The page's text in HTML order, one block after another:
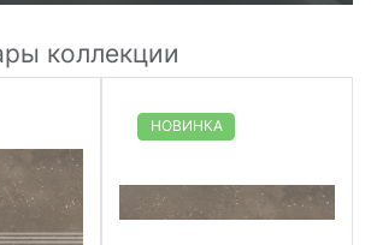
коллекции
НОВИНКА